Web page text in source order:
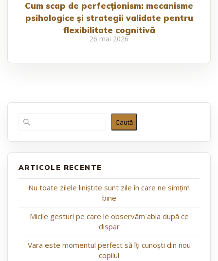
Cum scap de perfecționism: mecanisme
psihologice și strategii validate pentru
flexibilitate cognitivă
26 mai 2026
Caută
ARTICOLE RECENTE
Nu toate zilele liniștite sunt zile în care ne simțim
bine
Micile gesturi pe care le observăm abia după ce
dispar
Vara este momentul perfect să îți cunoști din nou
copilul